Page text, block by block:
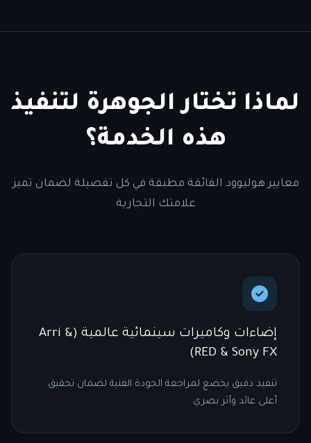
لماذا تختار الجوهرة لتنفيذ
هذه الخدمة؟
معايير هوليوود الفائقة مطبقة في كل تفصيلة لضمان تميز
علامتك التجارية
إضاءات وكاميرات سينمائية عالمية (Arri &
RED & Sony FX)
تنفيذ دقيق يخضع لمراجعة الجودة الفنية لضمان تحقيق
أعلى عائد وأثر بصري.